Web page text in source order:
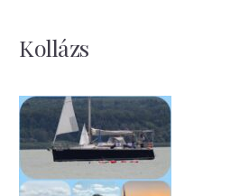
Kollázs